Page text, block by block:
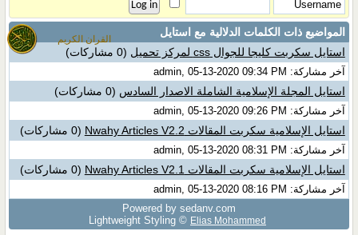
القران الكريم
المواضيع ذات الكلمات الدلالية مع
استايل
استايل سكربت كليجا للجوال css لمركز تحميل
(0 مشاركات)
آخر مشاركة: admin, 05-13-2020 09:34 PM
استايل المجلة الإسلامية الشاملة الاصدار السادس (0 مشاركات)
آخر مشاركة: admin, 05-13-2020 09:26 PM
استايل الإسلامية سكربت المقالات Nwahy Articles V2.2 (0 مشاركات)
آخر مشاركة: admin, 05-13-2020 08:31 PM
استايل الإسلامية سكربت المقالات Nwahy Articles V2.1 (0 مشاركات)
آخر مشاركة: admin, 05-13-2020 08:16 PM
Powered by sedany.com
Lightweight Styling © Elias Mohammed